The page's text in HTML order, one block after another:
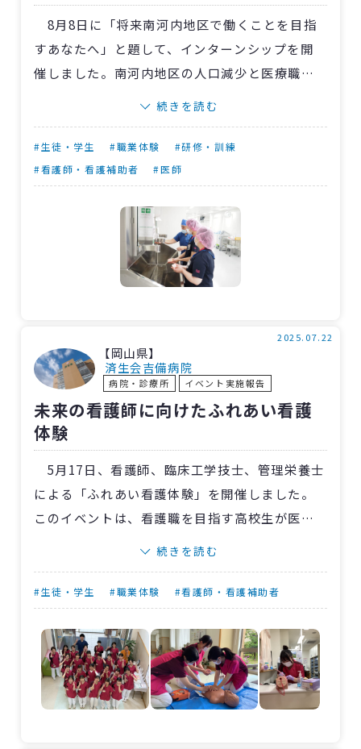
8月8日に「将来南河内地区で働くことを目指
すあなたへ」と題して、インターンシップを開
催しました。南河内地区の人口減少と医療職の
人材不足を解消すべく、同地区在住の医療系学
を対象に企画。それぞれ養成校に通う、看護師
12人、臨床工学技士1人、放射線技師2人、臨床
〈大阪〉富田林病院職員と同じユニホームを
着用し、実際の臨床現場を経験してもらいまし
た。参加者からは「病室で患者さんと話すなど
良い経験ができた」「救急外来で体験した心電
「手術室で手袋をつけるのが難しかった。ガウ
ンは2人で協力して着るということも知れて、と
ても良い経験になった」との感想が寄せられま
した。
続きを読む
#生徒・学生 #職業体験
#研修・訓練
#看護師・看護補助者
#医師
【岡山県】
済生会吉備病院
病院・診療所 イベント実施報告
2025.07.22
未来の看護師に向けたふれあい看護
体験
5月17日、看護師、臨床工学技士、管理栄養士
による「ふれあい看護体験」を開催しました。
このイベントは、看護職を目指す高校生が医療
の現場を体験し、看護職や関連職種への理解を
当日は18人の学生が来院し、採血やAED操作
の体験、摂食嚥下訓練や生活リハビリの見学、
管理栄養士の講話を聞くなど、多様な医療の現
場に触れました。
特にシミュレーターを使用した採血体験は大
好評で、「本格的でワクワクした」との声が寄
続きを読む
#生徒・学生 #職業体験 #看護師・看護補助者